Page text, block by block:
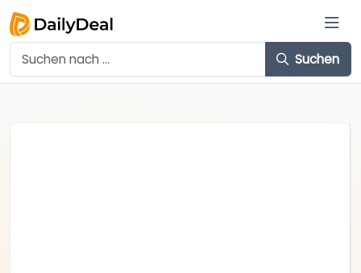
Suchen